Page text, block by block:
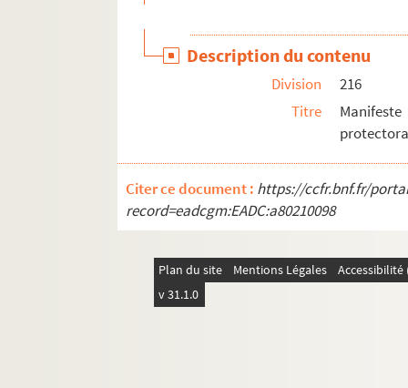
344. « Hecho sobre los agravios y
369. Relation d'une émotion survenue à
373. Lettre obséquieuse du cardinal
375. Relation espagnole du jugement et
379. Billet du secrétaire de guerre du vice-
381. Mémorial du résident français en
383. Lettres du roi et de la reine d'Espagne
385. Lettre des États de l'Empire à ceux de
387. Récit, par Jules Chiflet, de
389. Remarques sur le journal de ce qui
Description du contenu
Division
216
Titre
Citer ce document : https://ccfr.bnf.fr/
record=eadcgm:EADC:a80210098
Plan du site Mentions Légales
v 31.1.0